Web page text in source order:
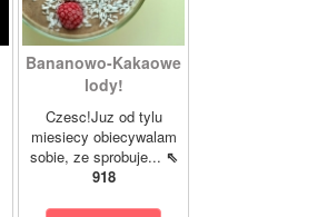
Bananowo-Kakaowe
lody!
Czesc!Juz od tylu
miesiecy obiecywalam
sobie, ze sprobuje... ⇖
918